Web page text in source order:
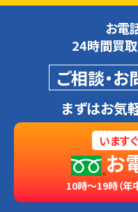
お電
24時間買取
ご相談・お
まずはお気
います
お
10時～19時（年